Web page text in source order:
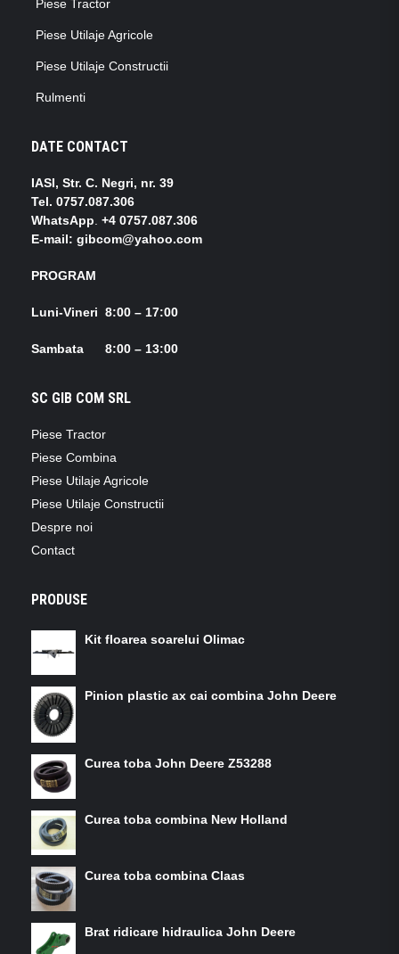
Piese Tractor
Piese Utilaje Agricole
Piese Utilaje Constructii
Rulmenti
DATE CONTACT
IASI, Str. C. Negri, nr. 39
Tel. 0757.087.306
WhatsApp +4 0757.087.306
E-mail: gibcom@yahoo.com
PROGRAM
Luni-Vineri 8:00 – 17:00
Sambata 8:00 – 13:00
SC GIB COM SRL
Piese Tractor
Piese Combina
Piese Utilaje Agricole
Piese Utilaje Constructii
Despre noi
Contact
PRODUSE
Kit floarea soarelui Olimac
Pinion plastic ax cai combina John Deere
Curea toba John Deere Z53288
Curea toba combina New Holland
Curea toba combina Claas
Brat ridicare hidraulica John Deere